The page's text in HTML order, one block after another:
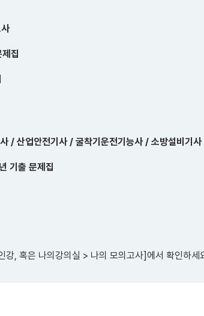
집
/ 산업안전기사 / 굴착기운전기능사 / 소방설비기
기출 문제집
강, 혹은 나의강의실 > 나의 모의고사]에서 확인하세